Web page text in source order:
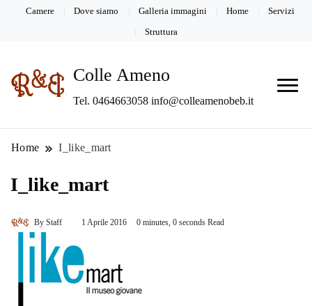
Camere Dove siamo Galleria immagini Home Servizi
Struttura
Colle Ameno
Tel. 0464663058 info@colleamenobeb.it
Home I_like_mart
I_like_mart
By Staff 1 Aprile 2016 0 minutes, 0 seconds Read